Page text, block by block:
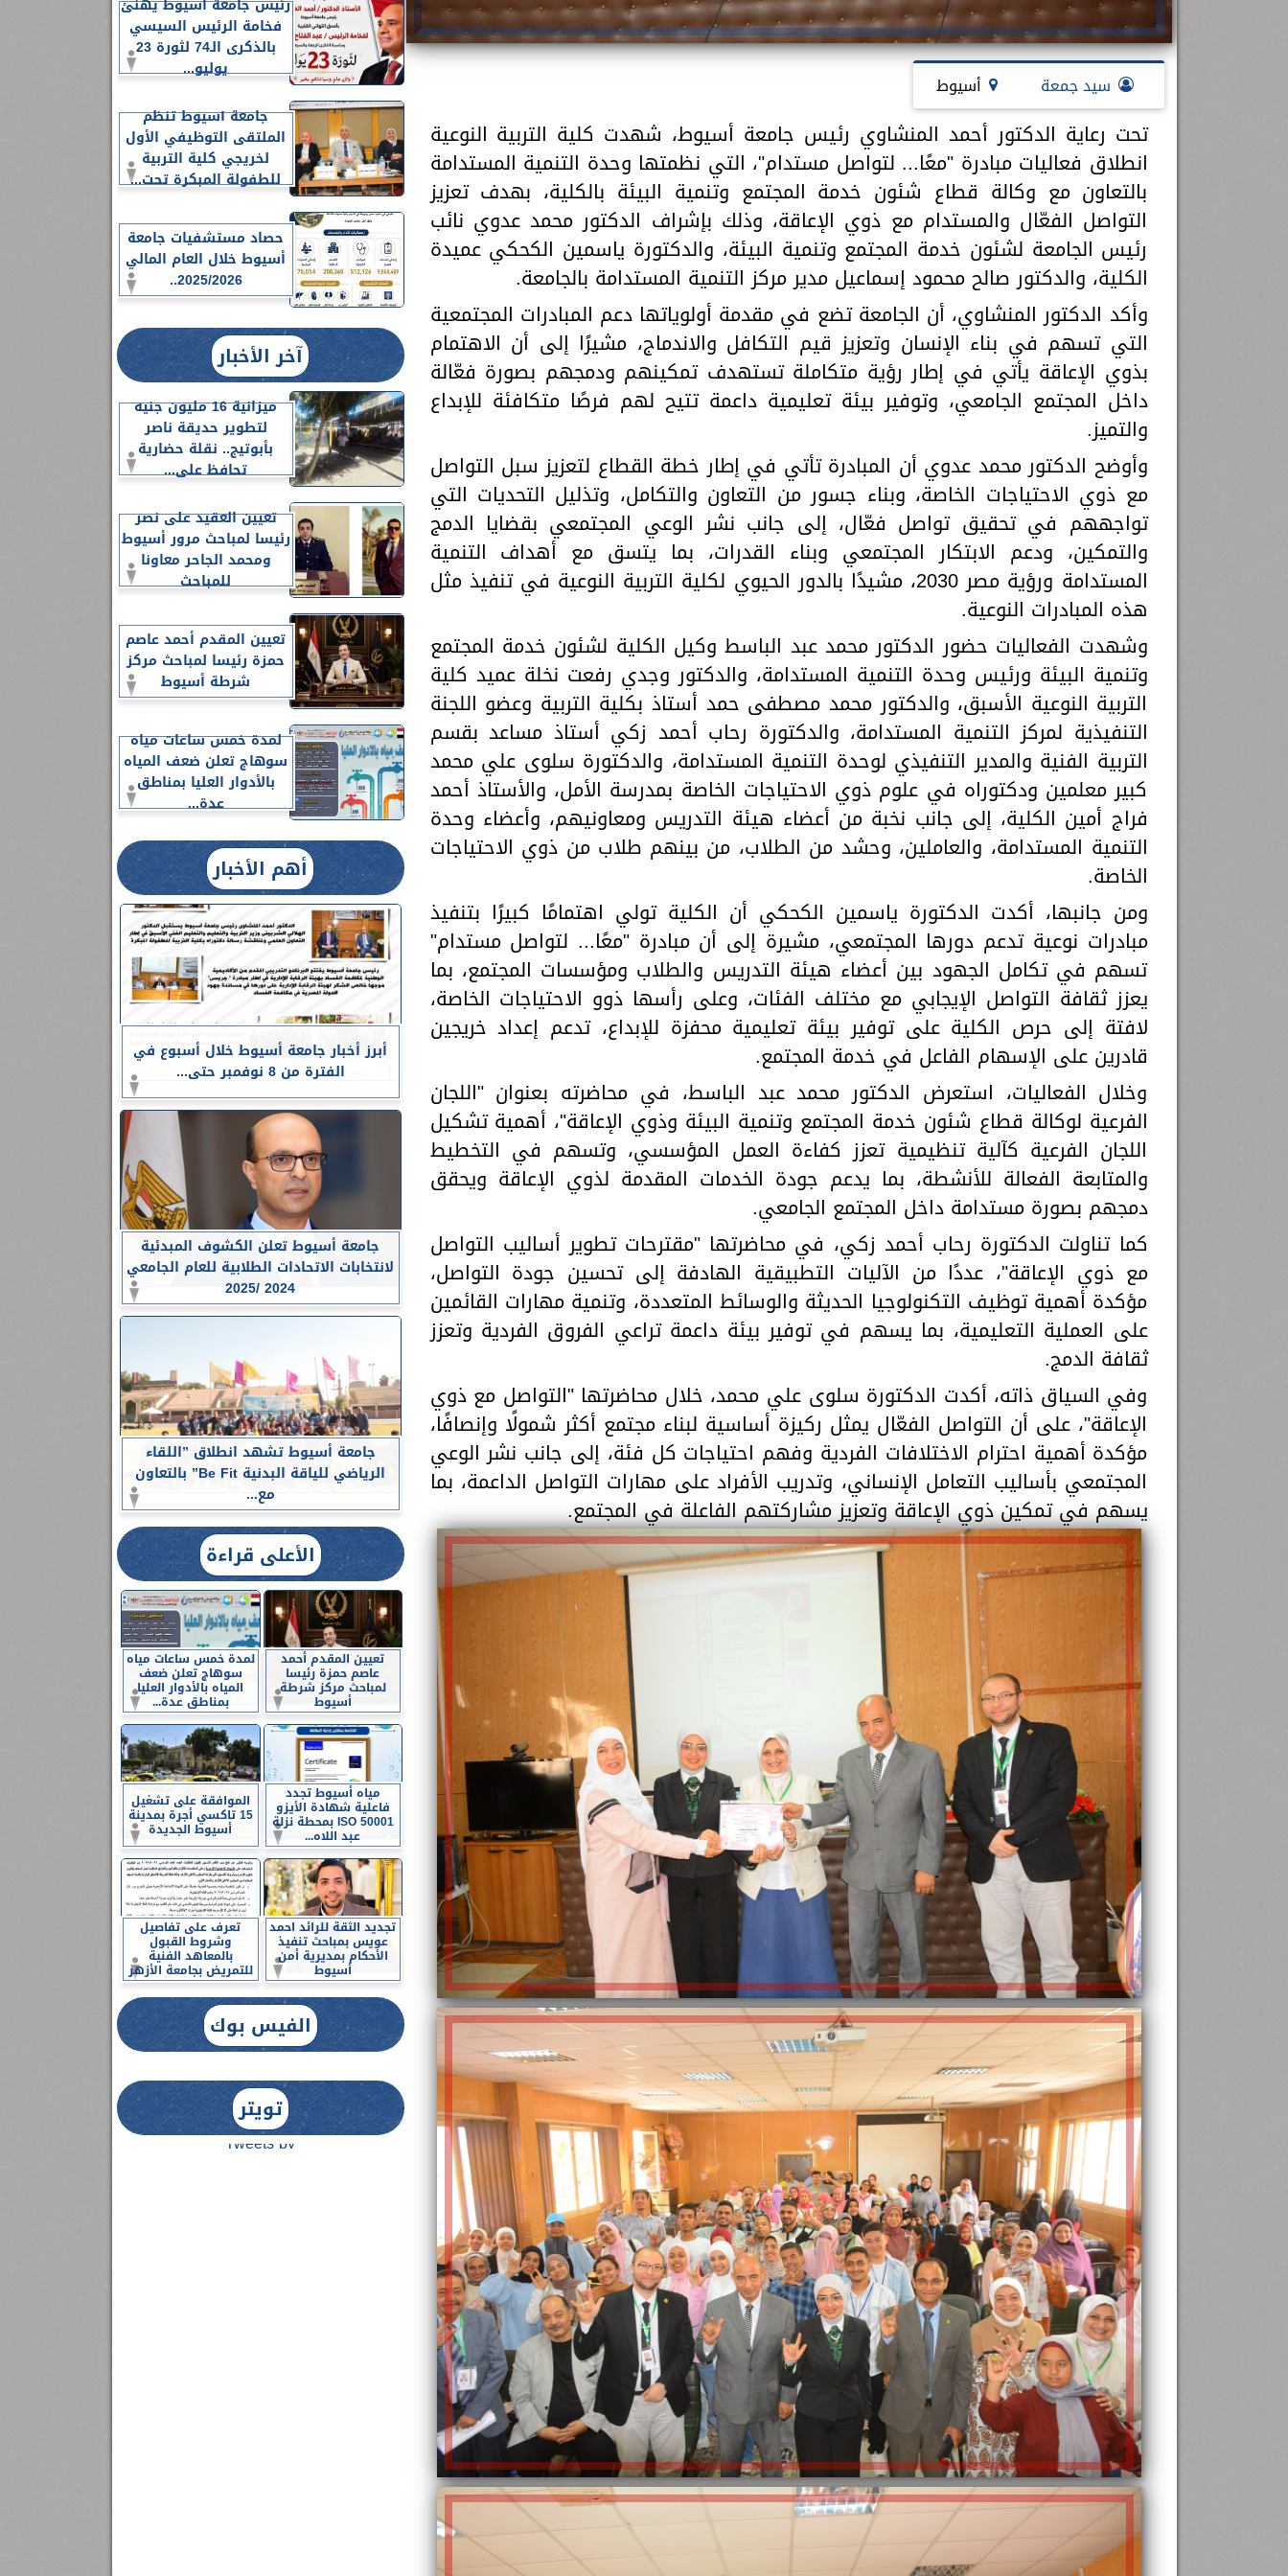
سيد جمعة أسيوط
تحت رعاية الدكتور أحمد المنشاوي رئيس جامعة أسيوط، شهدت كلية التربية النوعية
انطلاق فعاليات مبادرة "معًا... لتواصل مستدام"، التي نظمتها وحدة التنمية المستدامة
بالتعاون مع وكالة قطاع شئون خدمة المجتمع وتنمية البيئة بالكلية، بهدف تعزيز
التواصل الفعّال والمستدام مع ذوي الإعاقة، وذلك بإشراف الدكتور محمد عدوي نائب
رئيس الجامعة لشئون خدمة المجتمع وتنمية البيئة، والدكتورة ياسمين الكحكي عميدة
الكلية، والدكتور صالح محمود إسماعيل مدير مركز التنمية المستدامة بالجامعة.
وأكد الدكتور المنشاوي، أن الجامعة تضع في مقدمة أولوياتها دعم المبادرات المجتمعية
التي تسهم في بناء الإنسان وتعزيز قيم التكافل والاندماج، مشيرًا إلى أن الاهتمام
بذوي الإعاقة يأتي في إطار رؤية متكاملة تستهدف تمكينهم ودمجهم بصورة فعّالة
داخل المجتمع الجامعي، وتوفير بيئة تعليمية داعمة تتيح لهم فرصًا متكافئة للإبداع
والتميز.
وأوضح الدكتور محمد عدوي أن المبادرة تأتي في إطار خطة القطاع لتعزيز سبل التواصل
مع ذوي الاحتياجات الخاصة، وبناء جسور من التعاون والتكامل، وتذليل التحديات التي
تواجههم في تحقيق تواصل فعّال، إلى جانب نشر الوعي المجتمعي بقضايا الدمج
والتمكين، ودعم الابتكار المجتمعي وبناء القدرات، بما يتسق مع أهداف التنمية
المستدامة ورؤية مصر 2030، مشيدًا بالدور الحيوي لكلية التربية النوعية في تنفيذ مثل
هذه المبادرات النوعية.
وشهدت الفعاليات حضور الدكتور محمد عبد الباسط وكيل الكلية لشئون خدمة المجتمع
وتنمية البيئة ورئيس وحدة التنمية المستدامة، والدكتور وجدي رفعت نخلة عميد كلية
التربية النوعية الأسبق، والدكتور محمد مصطفى حمد أستاذ بكلية التربية وعضو اللجنة
التنفيذية لمركز التنمية المستدامة، والدكتورة رحاب أحمد زكي أستاذ مساعد بقسم
التربية الفنية والمدير التنفيذي لوحدة التنمية المستدامة، والدكتورة سلوى علي محمد
كبير معلمين ودكتوراه في علوم ذوي الاحتياجات الخاصة بمدرسة الأمل، والأستاذ أحمد
فراج أمين الكلية، إلى جانب نخبة من أعضاء هيئة التدريس ومعاونيهم، وأعضاء وحدة
التنمية المستدامة، والعاملين، وحشد من الطلاب، من بينهم طلاب من ذوي الاحتياجات
الخاصة.
ومن جانبها، أكدت الدكتورة ياسمين الكحكي أن الكلية تولي اهتمامًا كبيرًا بتنفيذ
مبادرات نوعية تدعم دورها المجتمعي، مشيرة إلى أن مبادرة "معًا... لتواصل مستدام"
تسهم في تكامل الجهود بين أعضاء هيئة التدريس والطلاب ومؤسسات المجتمع، بما
يعزز ثقافة التواصل الإيجابي مع مختلف الفئات، وعلى رأسها ذوو الاحتياجات الخاصة،
لافتة إلى حرص الكلية على توفير بيئة تعليمية محفزة للإبداع، تدعم إعداد خريجين
قادرين على الإسهام الفاعل في خدمة المجتمع.
وخلال الفعاليات، استعرض الدكتور محمد عبد الباسط، في محاضرته بعنوان "اللجان
الفرعية لوكالة قطاع شئون خدمة المجتمع وتنمية البيئة وذوي الإعاقة"، أهمية تشكيل
اللجان الفرعية كآلية تنظيمية تعزز كفاءة العمل المؤسسي، وتسهم في التخطيط
والمتابعة الفعالة للأنشطة، بما يدعم جودة الخدمات المقدمة لذوي الإعاقة ويحقق
دمجهم بصورة مستدامة داخل المجتمع الجامعي.
كما تناولت الدكتورة رحاب أحمد زكي، في محاضرتها "مقترحات تطوير أساليب التواصل
مع ذوي الإعاقة"، عددًا من الآليات التطبيقية الهادفة إلى تحسين جودة التواصل،
مؤكدة أهمية توظيف التكنولوجيا الحديثة والوسائط المتعددة، وتنمية مهارات القائمين
على العملية التعليمية، بما يسهم في توفير بيئة داعمة تراعي الفروق الفردية وتعزز
ثقافة الدمج.
وفي السياق ذاته، أكدت الدكتورة سلوى علي محمد، خلال محاضرتها "التواصل مع ذوي
الإعاقة"، على أن التواصل الفعّال يمثل ركيزة أساسية لبناء مجتمع أكثر شمولًا وإنصافًا،
مؤكدة أهمية احترام الاختلافات الفردية وفهم احتياجات كل فئة، إلى جانب نشر الوعي
المجتمعي بأساليب التعامل الإنساني، وتدريب الأفراد على مهارات التواصل الداعمة، بما
يسهم في تمكين ذوي الإعاقة وتعزيز مشاركتهم الفاعلة في المجتمع.
رئيس جامعة أسيوط يهنئ
فخامة الرئيس السيسي
بالذكرى الـ74 لثورة 23
يوليو...
جامعة أسيوط تنظم
الملتقى التوظيفي الأول
لخريجي كلية التربية
للطفولة المبكرة تحت...
حصاد مستشفيات جامعة
أسيوط خلال العام المالي
2025/2026..
آخر الأخبار
ميزانية 16 مليون جنيه
لتطوير حديقة ناصر
بأبوتيج.. نقلة حضارية
تحافظ على...
تعيين العقيد على نصر
رئيسا لمباحث مرور أسيوط
ومحمد الجاحر معاونا
للمباحث
تعيين المقدم أحمد عاصم
حمزة رئيسا لمباحث مركز
شرطة أسيوط
لمدة خمس ساعات مياه
سوهاج تعلن ضعف المياه
بالأدوار العليا بمناطق
عدة...
أهم الأخبار
أبرز أخبار جامعة أسيوط خلال أسبوع في
الفترة من 8 نوفمبر حتى...
جامعة أسيوط تعلن الكشوف المبدئية
لانتخابات الاتحادات الطلابية للعام الجامعي
2024 /2025
جامعة أسيوط تشهد انطلاق ”اللقاء
الرياضي للياقة البدنية Be Fit” بالتعاون
مع...
الأعلى قراءة
تعيين المقدم أحمد
عاصم حمزة رئيسا
لمباحث مركز شرطة
أسيوط
لمدة خمس ساعات مياه
سوهاج تعلن ضعف
المياه بالأدوار العليا
بمناطق عدة...
مياه أسيوط تجدد
فاعلية شهادة الأيزو
ISO 50001 بمحطة نزلة
عبد اللاه...
الموافقة على تشغيل
15 تاكسي أجرة بمدينة
أسيوط الجديدة
تجديد الثقة للرائد احمد
عويس بمباحث تنفيذ
الأحكام بمديرية أمن
أسيوط
تعرف على تفاصيل
وشروط القبول
بالمعاهد الفنية
للتمريض بجامعة الأزهر
الفيس بوك
تويتر
Tweets by